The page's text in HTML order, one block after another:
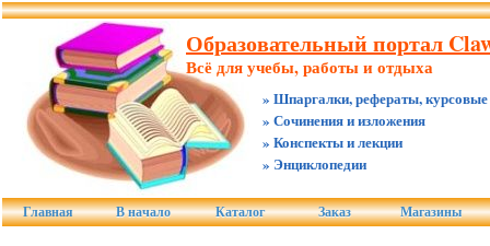
Образовательный портал
Всё для учебы, работы и отдыха
» Шпаргалки, рефераты, курсовые
» Сочинения и изложения
» Конспекты и лекции
» Энциклопедии
Главная В начало Каталог Заказ Магазины